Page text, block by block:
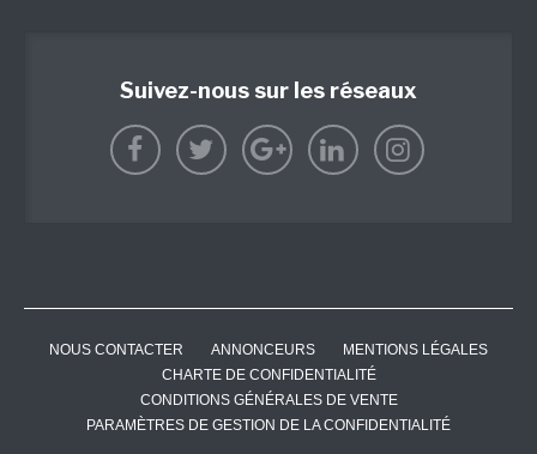
Suivez-nous sur les réseaux
NOUS CONTACTER ANNONCEURS
MENTIONS LÉGALES
CHARTE DE CONFIDENTIALITÉ
CONDITIONS GÉNÉRALES DE VENTE
PARAMÈTRES DE GESTION DE LA CONFIDENTIALITÉ